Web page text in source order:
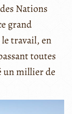
Nations
grand
travail, en
toutes
un millier de